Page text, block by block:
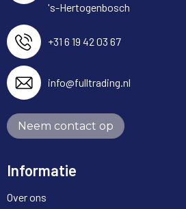
's-Hertogenbosch
+31 6 19 42 03 67
info@fulltrading.nl
Neem contact op
Informatie
Over ons